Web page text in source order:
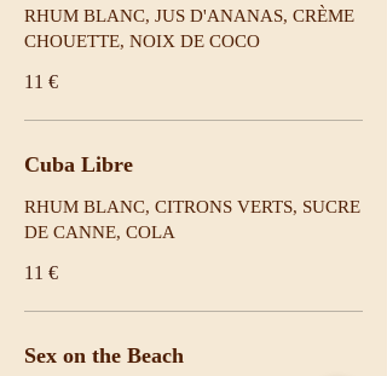
RHUM BLANC, JUS D'ANANAS, CRÈME
CHOUETTE, NOIX DE COCO
11 €
Cuba Libre
RHUM BLANC, CITRONS VERTS, SUCRE
DE CANNE, COLA
11 €
Sex on the Beach